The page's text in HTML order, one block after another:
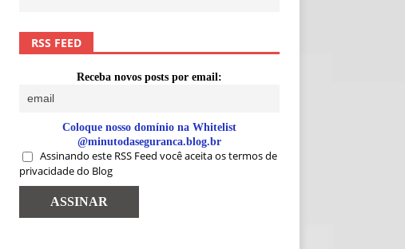
RSS FEED
Receba novos posts por email:
Coloque nosso domínio na Whitelist
@minutodaseguranca.blog.br
Assinando este RSS Feed você aceita os termos de
privacidade do Blog